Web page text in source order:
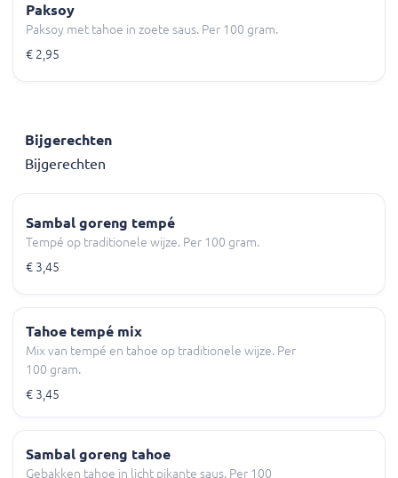
Paksoy
Paksoy met tahoe in zoete saus. Per 100 gram.
€ 2,95
Bijgerechten
Bijgerechten
Sambal goreng tempé
Tempé op traditionele wijze. Per 100 gram.
€ 3,45
Tahoe tempé mix
Mix van tempé en tahoe op traditionele wijze. Per
100 gram.
€ 3,45
Sambal goreng tahoe
Gebakken tahoe in licht pikante saus. Per 100